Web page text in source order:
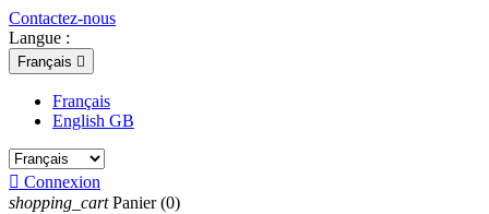
Contactez-nous
Langue :
Français 
Français
English GB
 Connexion
shopping_cart Panier (0)